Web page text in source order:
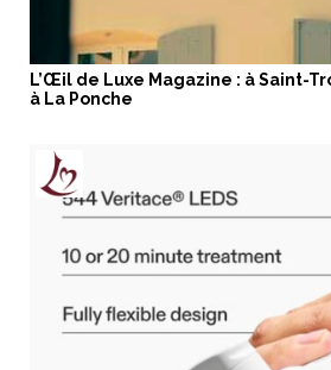
L’Œil de Luxe Magazine : à Saint-
à La Ponche